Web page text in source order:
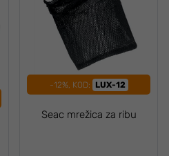
-12%, KOD: LUX-12
Seac mrežica za ribu